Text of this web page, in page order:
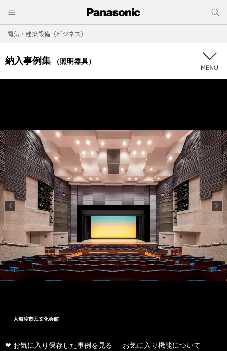
電気・建築設備（ビジネス）
納入事例集 （照明器具）
大船渡市民文化会館
❤ お気に入り保存した事例を見る お気に入り機能について